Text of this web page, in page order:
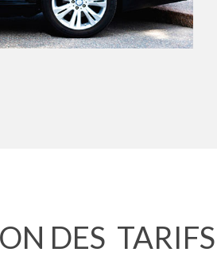
DES TARIFS